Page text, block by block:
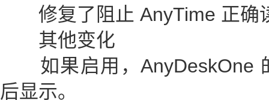
修复了阻止 AnyTime 正确
其他变化
如果启用，AnyDeskOne
后显示。